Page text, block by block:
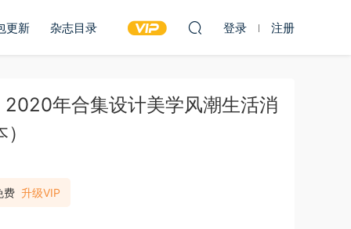
更新 杂志目录 登录 注册
年合集设计美学风潮生活消
费 升级VIP